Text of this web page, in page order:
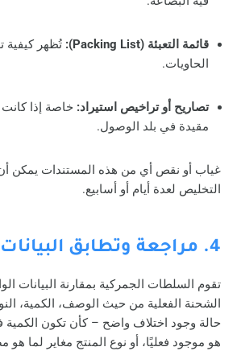
قائمة التعبئة (Packing List):
تُظهر كيفية
الحاويات.
تصاريح أو تراخيص استيراد: خاصة إذا
مقيدة في بلد الوصول.
غياب أو نقص أي من هذه المستندات يمكن
التخليص لعدة أيام أو أسابيع.
4. مراجعة وتطابق البيانات
تقوم السلطات الجمركية بمقارنة البيانات
الشحنة الفعلية من حيث الوصف، الكمية،
حالة وجود اختلاف واضح – كأن تكون الكمية
هو موجود فعليًا، أو نوع المنتج مغاير لما هو